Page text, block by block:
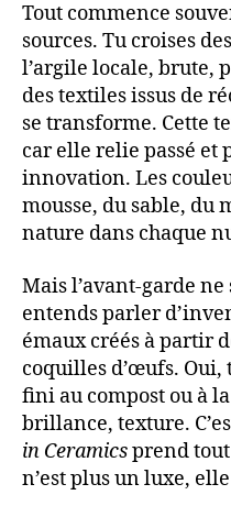
Tout commence
sources. Tu croises
l’argile locale, brute,
des textiles issus de
se transforme. Cette
car elle relie passé et
innovation. Les
mousse, du sable, du
nature dans chaque
Mais l’avant-garde ne
entends parler
émaux créés à partir
coquilles d’œufs. Oui,
fini au compost ou à
brillance, texture.
in Ceramicsprend
n’est plus un luxe,